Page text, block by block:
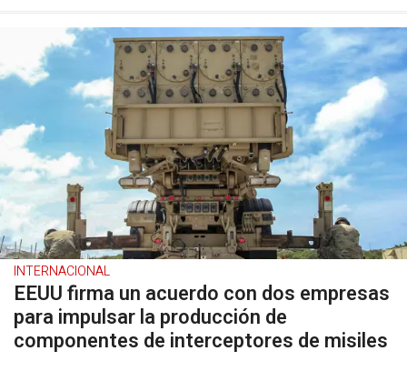
INTERNACIONAL
EEUU firma un acuerdo con dos empresas
para impulsar la producción de
componentes de interceptores de misiles